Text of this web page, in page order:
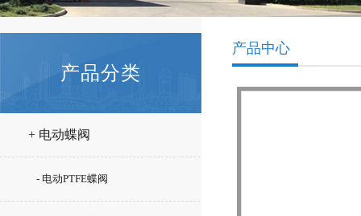
产品分类
+ 电动蝶阀
- 电动PTFE蝶阀
产品中心